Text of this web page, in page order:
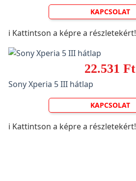
KAPCSOLAT
ℹ️ Kattintson a képre a részletekért!
22.531 Ft
Sony Xperia 5 III hátlap
KAPCSOLAT
ℹ️ Kattintson a képre a részletekért!